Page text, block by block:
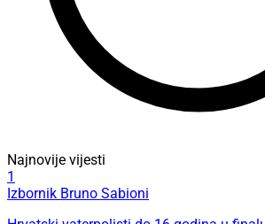
Najnovije vijesti
1
Izbornik Bruno Sabioni